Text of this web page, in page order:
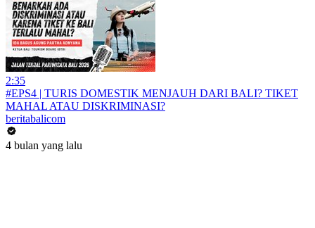
2:35
#EPS4 | TURIS DOMESTIK MENJAUH DARI BALI? TIKET
MAHAL ATAU DISKRIMINASI?
beritabalicom
4 bulan yang lalu